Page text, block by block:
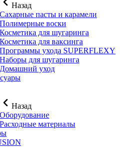
Назад
Сахарные пасты и карамели
Полимерные воски
Косметика для шугаринга
Косметика для ваксинга
Программы ухода SUPERFLEXY
Наборы для шугаринга
Домашний уход
Назад
Оборудование
Расходные материалы